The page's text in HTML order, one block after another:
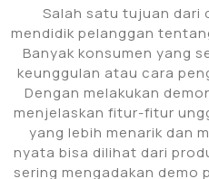
Salah satu tujuan dari
mendidik pelanggan
Banyak konsumen yang
keunggulan atau cara
Dengan melakukan
menjelaskan fitur-fitur
yang lebih menarik dan
nyata bisa dilihat dari
sering mengadakan demo